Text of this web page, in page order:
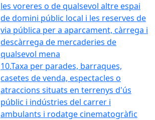
les voreres o de qualsevol altre espai
de domini públic local i les reserves de
via pública per a aparcament, càrrega i
descàrrega de mercaderies de
qualsevol mena
10.Taxa per parades, barraques,
casetes de venda, espectacles o
atraccions situats en terrenys d'ús
públic i indústries del carrer i
ambulants i rodatge cinematogràfic